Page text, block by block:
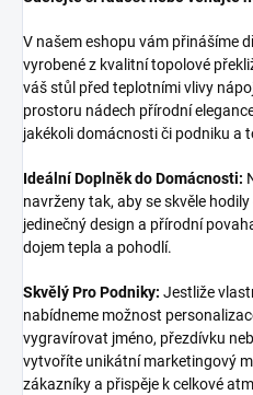
V našem eshopu vám přinášíme
vyrobené z kvalitní topolové
váš stůl před teplotními vlivy
prostoru nádech přírodní
jakékoli domácnosti či podniku a
Ideální Doplněk do Domácnosti:
navrženy tak, aby se skvěle
jedinečný design a přírodní
dojem tepla a pohodlí.
Skvělý Pro Podniky: Jestliže
nabídneme možnost
vygravírovat jméno, přezdívku
vytvoříte unikátní marketingový
zákazníky a přispěje k celkové